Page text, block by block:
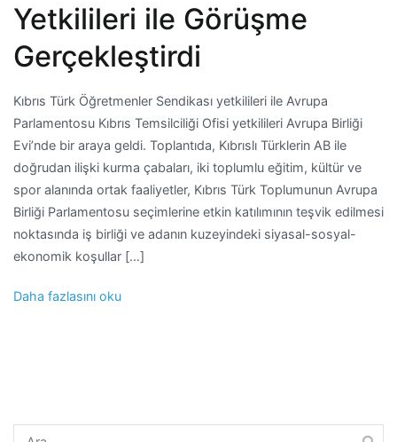
Yetkilileri ile Görüşme
Gerçekleştirdi
Kıbrıs Türk Öğretmenler Sendikası yetkilileri ile Avrupa
Parlamentosu Kıbrıs Temsilciliği Ofisi yetkilileri Avrupa Birliği
Evi’nde bir araya geldi. Toplantıda, Kıbrıslı Türklerin AB ile
doğrudan ilişki kurma çabaları, iki toplumlu eğitim, kültür ve
spor alanında ortak faaliyetler, Kıbrıs Türk Toplumunun Avrupa
Birliği Parlamentosu seçimlerine etkin katılımının teşvik edilmesi
noktasında iş birliği ve adanın kuzeyindeki siyasal-sosyal-
ekonomik koşullar […]
Daha fazlasını oku
Arama: